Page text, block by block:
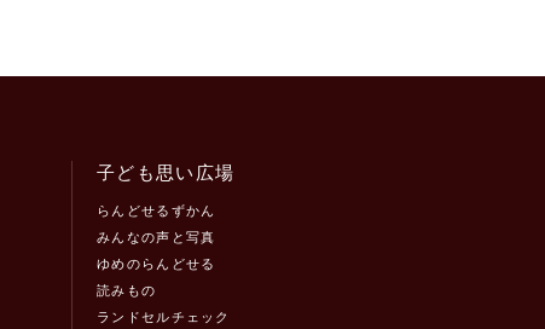
子ども思い広場
らんどせるずかん
みんなの声と写真
ゆめのらんどせる
読みもの
ランドセルチェック